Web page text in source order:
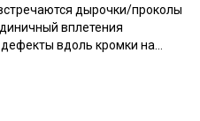
дырочки/проколы
вплетения
вдоль кромки на
не являются. Ширина ткани